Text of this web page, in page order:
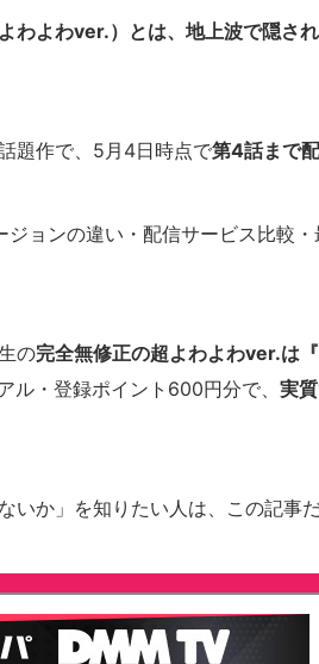
わよわver.）とは、地上波で隠さ
題作で、5月4日時点で第4話まで
ョンの違い・配信サービス比較
の完全無修正の超よわよわver.は
ル・登録ポイント600円分で、 実
いか」を知りたい人は、この記事